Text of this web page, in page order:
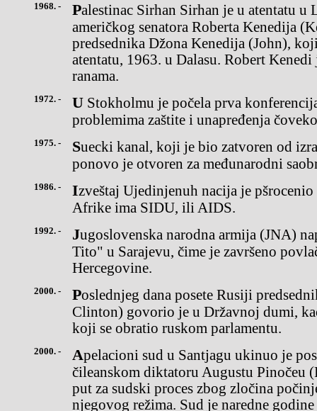
1968. - Palestinac Sirhan Sirhan je u atentatu u Los Anđelesu smrtno ranio
američkog senatora Roberta Kenedija
predsednika Džona Kenedija (John),
atentatu, 1963. u Dalasu. Robert
ranama.
1972. - U Stokholmu je počela prva konferencija UN posvećena
problemima zaštite i unapređenja
1975. - Suecki kanal, koji je bio zatvoren od izraelsko-arapskog rata 1967,
ponovo je otvoren za međunarodni
1986. - Izveštaj Ujedinjenuh nacija je pšrocenio da 50.000 stanovnika
Afrike ima SIDU, ili AIDS.
1992. - Jugoslovenska narodna armija (JNA) napustila je kasarnu "Maršal
Tito" u Sarajevu, čime je završeno
Hercegovine.
2000. - Poslednjeg dana posete Rusiji predsednik SAD Bil Klinton (Bill
Clinton) govorio je u Državnoj dumi,
koji se obratio ruskom parlamentu.
2000. - Apelacioni sud u Santjagu ukinuo je poslanički imunitet bivšem
čileanskom diktatoru Augustu Pinočeu
put za sudski proces zbog zločina
njegovog režima. Sud je naredne